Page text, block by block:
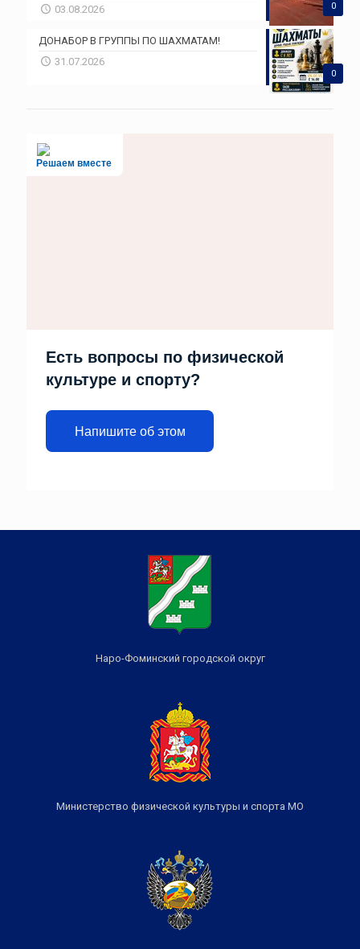
0
03.08.2026
0
ДОНАБОР В ГРУППЫ ПО ШАХМАТАМ!
31.07.2026
Решаем вместе
Есть вопросы по физической
культуре и спорту?
Напишите об этом
Наро-Фоминский городской округ
Министерство физической культуры и спорта МО